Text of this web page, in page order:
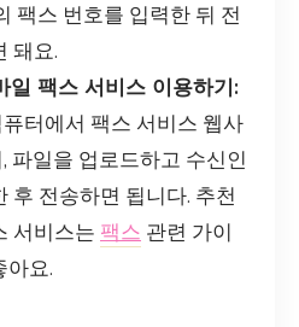
팩스 번호를 입력한 뒤 전
돼요.
일 팩스 서비스 이용하기:
터에서 팩스 서비스 웹사
파일을 업로드하고 수신인
후 전송하면 됩니다. 추천
서비스는 팩스 관련 가이
아요.